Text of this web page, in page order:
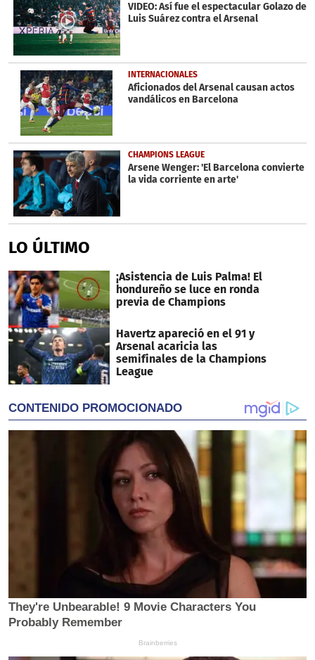
VIDEO: Así fue el espectacular Golazo de
Luis Suárez contra el Arsenal
INTERNACIONALES
Aficionados del Arsenal causan actos
vandálicos en Barcelona
CHAMPIONS LEAGUE
Arsene Wenger: 'El Barcelona convierte
la vida corriente en arte'
LO ÚLTIMO
¡Asistencia de Luis Palma! El
hondureño se luce en ronda
previa de Champions
Havertz apareció en el 91 y
Arsenal acaricia las
semifinales de la Champions
League